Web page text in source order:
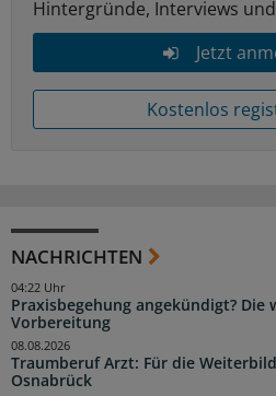
Hintergründe, Interviews
Jetzt
Kostenlos
NACHRICHTEN
Praxisbegehung angekündigt? Die
Vorbereitung
04:22 Uhr
Traumberuf Arzt: Für die
Osnabrück
08.08.2026